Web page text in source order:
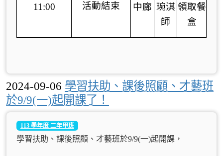
11:00 活動結束 中廊 琬淇
師
領取餐
盒
2024-09-06 學習扶助、課後照顧、才藝班
於9/9(一)起開課了！
113 學年度 二年甲班
學習扶助、課後照顧、才藝班於9/9(一)起開課，